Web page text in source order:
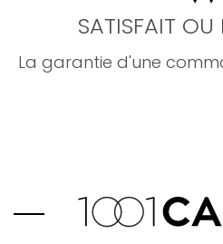
SATISFAIT OU
La garantie d'une